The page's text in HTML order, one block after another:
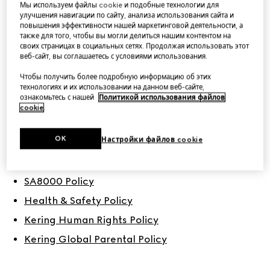
Code of Ethics
Corporate Sustainability & Responsibility Policy
Gucci Sustainability Principles
POLICIES
SA8000 Policy
Health & Safety Policy
Kering Human Rights Policy
Kering Global Parental Policy
Мы используем файлы cookie и подобные технологии для
улучшения навигации по сайту, анализа использования сайта и
повышения эффективности нашей маркетинговой деятельности, а
также для того, чтобы вы могли делиться нашим контентом на
своих страницах в социальных сетях. Продолжая использовать этот
веб-сайт, вы соглашаетесь с условиями использования.
Чтобы получить более подробную информацию об этих
технологиях и их использовании на данном веб-сайте,
ознакомьтесь с нашей
Политикой использования файлов
cookie.
Настройки файлов cookie
OK